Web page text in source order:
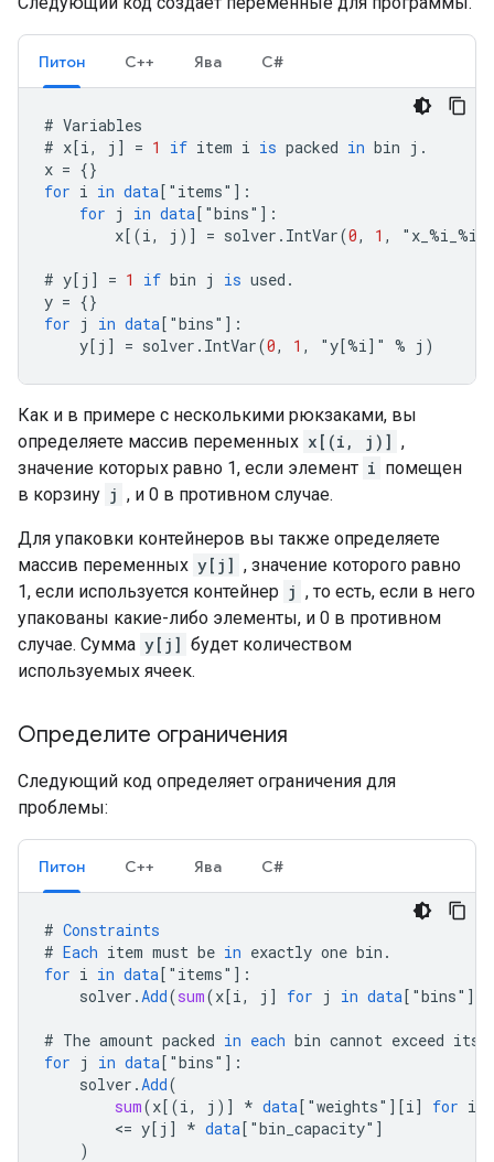
Питон С++ Ява С#
# Variables
# x[i, j ] = 1 if item i is packed in bin j .
x = {}
for i in data[ " items" ] :
for j in data[ "bins" ] :
x[ (i, j) ] = solver . IntVar(0, 1 , " x_ %i_ %i
# y[ j ] = 1 if bin j is used .
y = {}
for j in data[ "bins" ] :
y[ j ] = solver . IntVar(0, 1 , "y[%i] " % j )
Как и в примере с несколькими рюкзаками, вы
определяете массив переменных x[(i, j)] ,
значение которых равно 1, если элемент i помещен
в корзину j , и 0 в противном случае.
Для упаковки контейнеров вы также определяете
массив переменных y[j] , значение которого равно
1, если используется контейнер j , то есть, если в него
упакованы какие-либо элементы, и 0 в противном
случае. Сумма y[j] будет количеством
используемых ячеек.
Определите ограничения
Следующий код определяет ограничения для
проблемы:
Питон С++ Ява С#
# Constraints
# Each item must be in exactly one bin .
for i in data[ " items" ] :
solver .Add(sum(x[i, j ] for j in data[ "bins" ]
# The amount packed in each bin cannot exceed its
for j in data[ "bins" ] :
solver .Add(
sum(x[ (i, j) ] * data[ "weights" ][i] for i
<= y[ j ] * data[ "bin_capacity" ]
)